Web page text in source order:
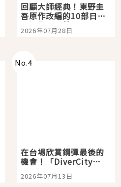
回顧大師經典！東野圭
吾原作改編的10部日本
影視作品推薦
2026年07月28日
No.4
在台場欣賞鋼彈最後的
機會！「DiverCity
Tokyo Plaza」搭船、
購物、美食及夜景，一
2026年07月13日